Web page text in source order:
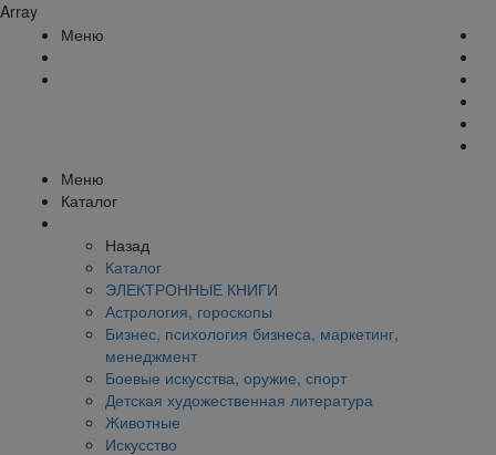
Array
Меню
Меню
Каталог
Назад
Каталог
ЭЛЕКТРОННЫЕ КНИГИ
Астрология, гороскопы
Бизнес, психология бизнеса, маркетинг,
менеджмент
Боевые искусства, оружие, спорт
Детская художественная литература
Животные
Искусство